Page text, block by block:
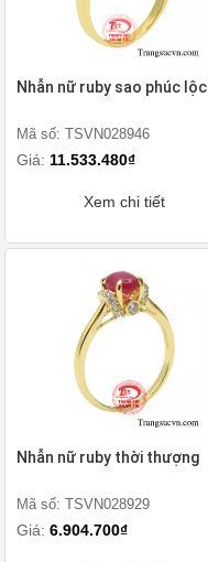
Nhẫn nữ ruby sao phúc lộc
Mã số: TSVN028946
Giá: 11.533.480₫
Xem chi tiết
Nhẫn nữ ruby thời thượng
Mã số: TSVN028929
Giá: 6.904.700₫